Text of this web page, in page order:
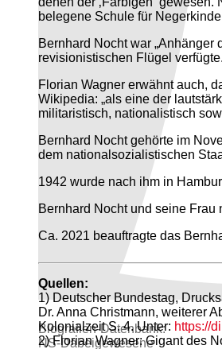
Biografien-Datenbank:
NS‑Dabeigewesene
belegene Schule für
Bernhard Nocht war
revisionistischen Flügel
Florian Wagner erwähnt auch,
Wikipedia: „als eine der
militaristisch, nationalistisch
Bernhard Nocht gehörte im
dem nationalsozialistischen
1942 wurde nach ihm in
Bernhard Nocht und seine
Ca. 2021 beauftragte das
Quellen:
1) Deutscher Bundestag,
Dr. Anna Christmann, weiterer
Kolonialzeit S. 4. Unter: https://
2) Florian Wagner: Gigant des